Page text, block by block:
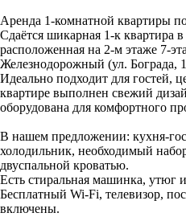
Аренда 1-комнатной квартиры
Сдаётся шикарная 1-к квартира
расположенная на 2-м этаже 7-
Железнодорожный (ул. Бограда,
Идеально подходит для гостей,
квартире выполнен свежий
оборудована для комфортного
В нашем предложении: кухня-
холодильник, необходимый
двуспальной кроватью.
Есть стиральная машинка, утюг
Бесплатный Wi-Fi, телевизор,
включены.